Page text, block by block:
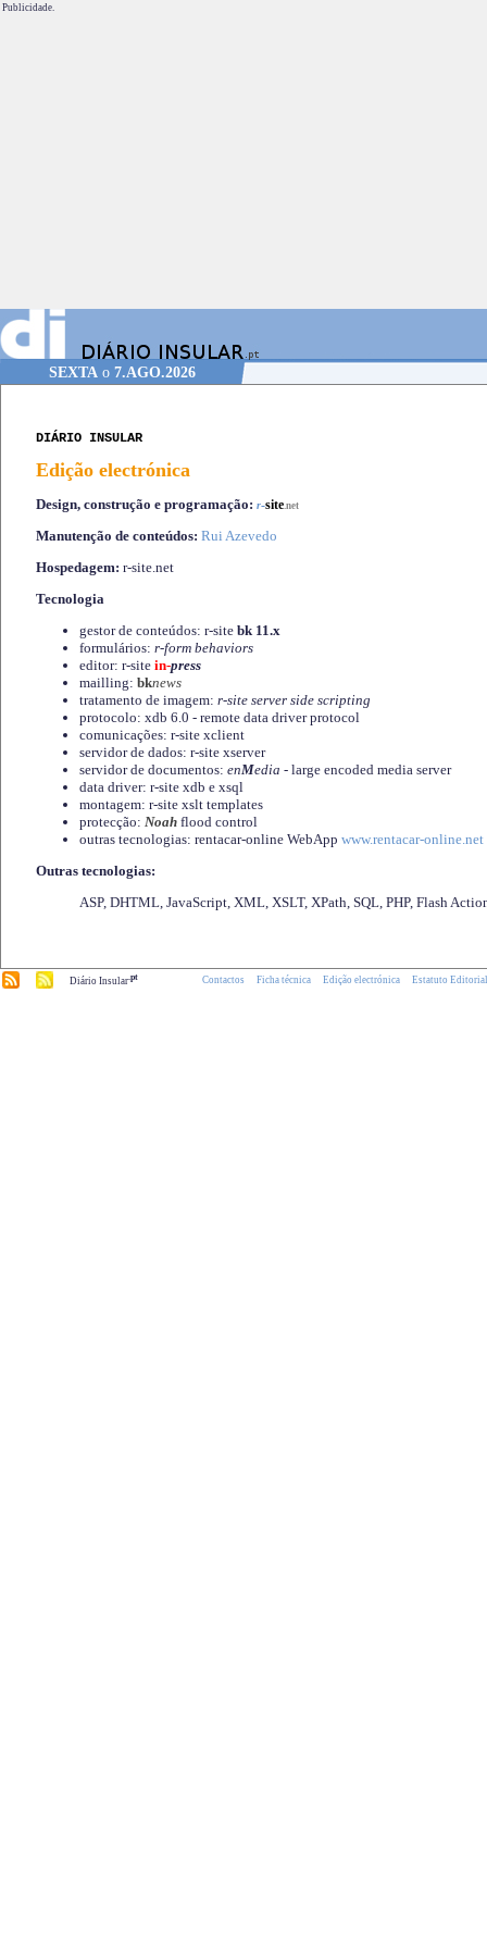
Publicidade.
SEXTA o 7.AGO.2026
DIÁRIO INSULAR
Edição electrónica
Design, construção e programação: r-site.net
Manutenção de conteúdos: Rui Azevedo
Hospedagem: r-site.net
Tecnologia
gestor de conteúdos: r-site bk 11.x
formulários: r-form behaviors
editor: r-site in-press
mailling: bknews
tratamento de imagem: r-site server side scripting
protocolo: xdb 6.0 - remote data driver protocol
comunicações: r-site xclient
servidor de dados: r-site xserver
servidor de documentos: enMedia - large encoded media server
data driver: r-site xdb e xsql
montagem: r-site xslt templates
protecção: Noah flood control
outras tecnologias: rentacar-online WebApp www.rentacar-online.net
Outras tecnologias:
ASP, DHTML, JavaScript, XML, XSLT, XPath, SQL, PHP, Flash
Diário Insular.pt Contactos Ficha técnica Edição electrónica Estatuto Editorial